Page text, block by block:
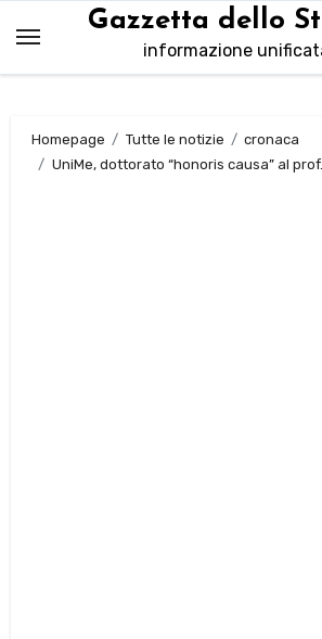
contenuto
Gazzetta dello
informazione
Homepage Tutte le notizie
cronaca
UniMe, dottorato “honoris causa” al